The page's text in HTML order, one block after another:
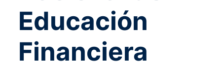
Educación
Financiera